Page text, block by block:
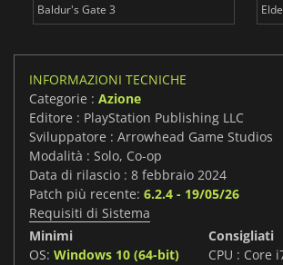
Baldur's Gate 3
INFORMAZIONI TECNICHE
Categorie : Azione
Editore : PlayStation Publishing LLC
Sviluppatore : Arrowhead Game Studios
Modalità : Solo, Co-op
Data di rilascio : 8 febbraio 2024
Patch più recente: 6.2.4 - 19/05/26
Requisiti di Sistema
Minimi
OS: Windows 10 (64-bit)
Consigliati
CPU : Core